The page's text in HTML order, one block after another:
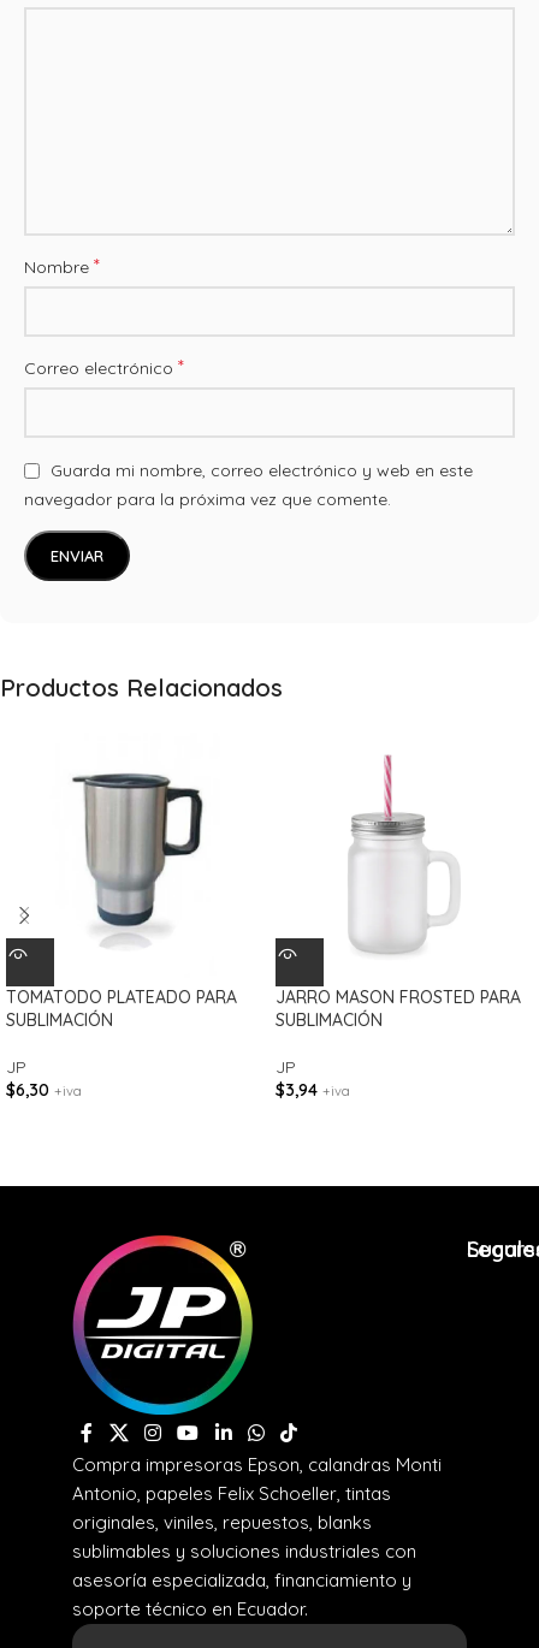
Nombre *
Correo electrónico *
Guarda mi nombre, correo electrónico y web en este
navegador para la próxima vez que comente.
Productos Relacionados
TOMATODO PLATEADO PARA
SUBLIMACIÓN
JP
$6,30 +iva
JARRO MASON FROSTED PARA
SUBLIMACIÓN
JP
$3,94 +iva
Compra impresoras Epson, calandras Monti
Antonio, papeles Felix Schoeller, tintas
originales, viniles, repuestos, blanks
sublimables y soluciones industriales con
asesoría especializada, financiamiento y
soporte técnico en Ecuador.